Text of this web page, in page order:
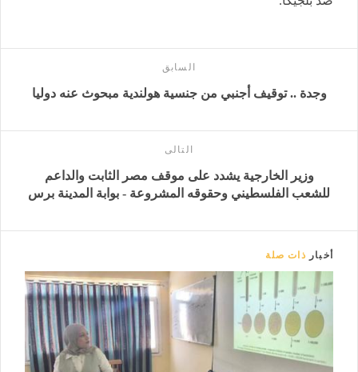
السابق
وجدة .. توقيف أجنبي من جنسية هولندية مبحوث عنه دوليا
التالى
وزير الخارجية يشدد على موقف مصر الثابت والداعم
للشعب الفلسطيني وحقوقه المشروعة - بوابة المدينة برس
أخبار ذات صلة